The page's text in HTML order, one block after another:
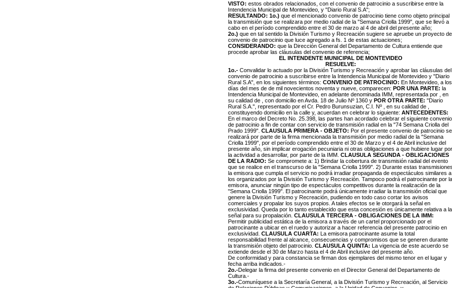
VISTO: estos obrados relacionados, con el convenio de patrocinio a suscribirse entre la
Intendencia Municipal de Montevideo, y "Diario Rural S.A";
RESULTANDO: 1o.) que el mencionado convenio de patrocinio tiene como objeto principal
la transmisión que se realizara por medio radial de la "Semana Criolla 1999", que se llevó a
cabo en el período comprendido entre el 30 de marzo al 4 de abril del presente año;
2o.) que en tal sentido la División Turismo y Recreación sugiere se apruebe un proyecto de
convenio de patrocinio que luce agregado a fs. 1 de estas actuaciones;
CONSIDERANDO: que la Dirección General del Departamento de Cultura entiende que
procede aprobar las cláusulas del convenio de referencia;
EL INTENDENTE MUNICIPAL DE MONTEVIDEO
RESUELVE:
1o.- Convalidar lo actuado por la División Turismo y Recreación y aprobar las cláusulas del
convenio de patrocinio a suscribirse entre la Intendencia Municipal de Montevideo y "Diario
Rural S.A", en los siguientes términos: CONVENIO DE PATROCINIO: En Montevideo, a los
días del mes de de mil novecientos noventa y nueve, comparecen: POR UNA PARTE: la
Intendencia Municipal de Montevideo, en adelante denominada IMM, representada por , en
su calidad de , con domicilio en Avda. 18 de Julio Nº 1360 y POR OTRA PARTE: "Diario
Rural S.A.", representado por el Cr. Pedro Burunsuzian, C.I. Nº , en su calidad de ,
constituyendo domicilio en la calle y, acuerdan en celebrar lo siguiente: ANTECEDENTES:
En el marco del Decreto No. 25.398, las partes han acordado celebrar el siguiente convenio
de patrocinio a fin de contar con servicio de transmisión radial en la "74 Semana Criolla del
Prado 1999". CLAUSULA PRIMERA - OBJETO: Por el presente convenio de patrocinio se
realizará por parte de la firma mencionada la transmisión por medio radial de la "Semana
Criolla 1999", por el período comprendido entre el 30 de Marzo y el 4 de Abril inclusive del
presente año, sin implicar erogación pecuniaria ni otras obligaciones a que hubiere lugar por
la actividad a desarrollar, por parte de la IMM. CLAUSULA SEGUNDA - OBLIGACIONES
DE LA RADIO: Se compromete a: 1) Brindar la cobertura de transmisión radial del evento
que se realice en el transcurso de la "Semana Criolla 1999". 2) Durante estas transmisiones
la emisora que cumpla el servicio no podrá irradiar propaganda de espectáculos similares a
los organizados por la División Turismo y Recreación. Tampoco podrá el patrocinante por la
emisora, anunciar ningún tipo de espectáculos competitivos durante la realización de la
"Semana Criolla 1999". El patrocinante podrá únicamente irradiar la transmisión oficial que
genere la División Turismo y Recreación, pudiendo en todo caso cortar los avisos
comerciales y propalar los suyos propios. A tales efectos se le otorgará la señal en
exclusividad. Queda por lo tanto establecido que esta concesión es únicamente relativa a la
señal para su propalación. CLAUSULA TERCERA - OBLIGACIONES DE LA IMM:
Permitir publicidad estática de la emisora a través de un cartel proporcionado por el
patrocinante a ubicar en el ruedo y autorizar a hacer referencia del presente patrocinio en
exclusividad. CLAUSULA CUARTA: La emisora patrocinante asume la total
responsabilidad frente al alcance, consecuencias y compromisos que se generen durante
la transmisión objeto del patrocinio. CLAUSULA QUINTA: La vigencia de este acuerdo se
extiende desde el 30 de Marzo hasta el 4 de Abril inclusive del presente año.
De conformidad y para constancia se firman dos ejemplares del mismo tenor en el lugar y
fecha arriba indicados.-
2o.-Delegar la firma del presente convenio en el Director General del Departamento de
Cultura.-
3o.-Comuníquese a la Secretaría General, a la División Turismo y Recreación, al Servicio